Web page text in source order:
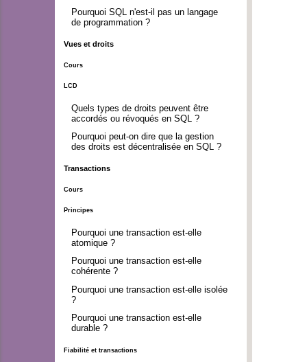
Pourquoi SQL n'est-il pas un langage
de programmation ?
Vues et droits
Cours
LCD
Quels types de droits peuvent être
accordés ou révoqués en SQL ?
Pourquoi peut-on dire que la gestion
des droits est décentralisée en SQL ?
Transactions
Cours
Principes
Pourquoi une transaction est-elle
atomique ?
Pourquoi une transaction est-elle
cohérente ?
Pourquoi une transaction est-elle isolée
?
Pourquoi une transaction est-elle
durable ?
Fiabilité et transactions